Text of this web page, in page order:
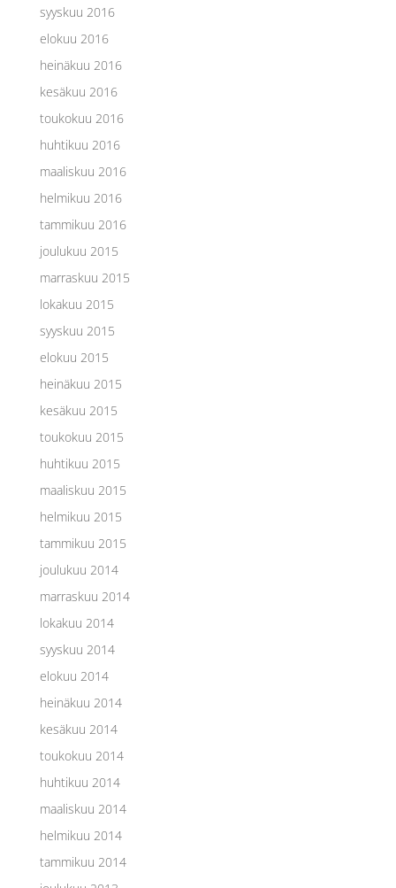
syyskuu 2016
elokuu 2016
heinäkuu 2016
kesäkuu 2016
toukokuu 2016
huhtikuu 2016
maaliskuu 2016
helmikuu 2016
tammikuu 2016
joulukuu 2015
marraskuu 2015
lokakuu 2015
syyskuu 2015
elokuu 2015
heinäkuu 2015
kesäkuu 2015
toukokuu 2015
huhtikuu 2015
maaliskuu 2015
helmikuu 2015
tammikuu 2015
joulukuu 2014
marraskuu 2014
lokakuu 2014
syyskuu 2014
elokuu 2014
heinäkuu 2014
kesäkuu 2014
toukokuu 2014
huhtikuu 2014
maaliskuu 2014
helmikuu 2014
tammikuu 2014